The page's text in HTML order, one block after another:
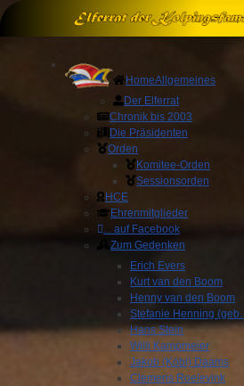
HomeAllgemeines
Der Elferrat
Chronik bis 2003
Die Präsidenten
Orden
Komitee-Orden
Sessionsorden
HCE
Ehrenmitglieder
... auf Facebook
Zum Gedenken
Erich Evers
Kurt van den Boom
Henny van den Boom
Stefanie Henning
Hans Stein
Willi Kampmeier
Jakob (Köbi) Daams
Clemens Roelevink